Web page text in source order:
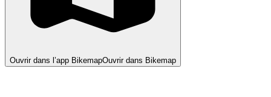
Ouvrir dans l’app BikemapOuvrir dans Bikemap